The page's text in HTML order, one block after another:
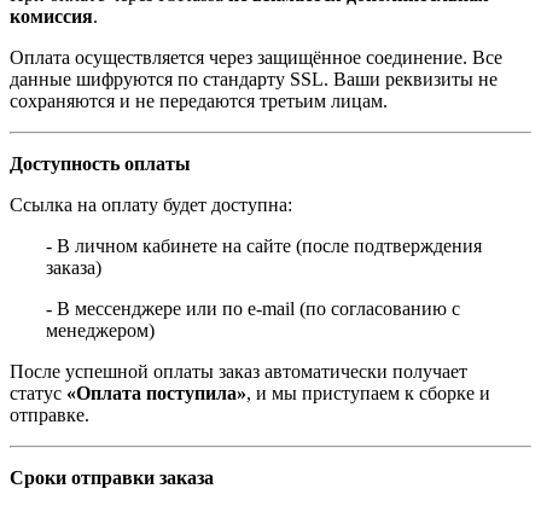
комиссия.
Оплата осуществляется через защищённое соединение. Все
данные шифруются по стандарту SSL. Ваши реквизиты не
сохраняются и не передаются третьим лицам.
Доступность оплаты
Ссылка на оплату будет доступна:
- В личном кабинете на сайте (после подтверждения
заказа)
- В мессенджере или по e-mail (по согласованию с
менеджером)
После успешной оплаты заказ автоматически получает
статус «Оплата поступила», и мы приступаем к сборке и
отправке.
Сроки отправки заказа